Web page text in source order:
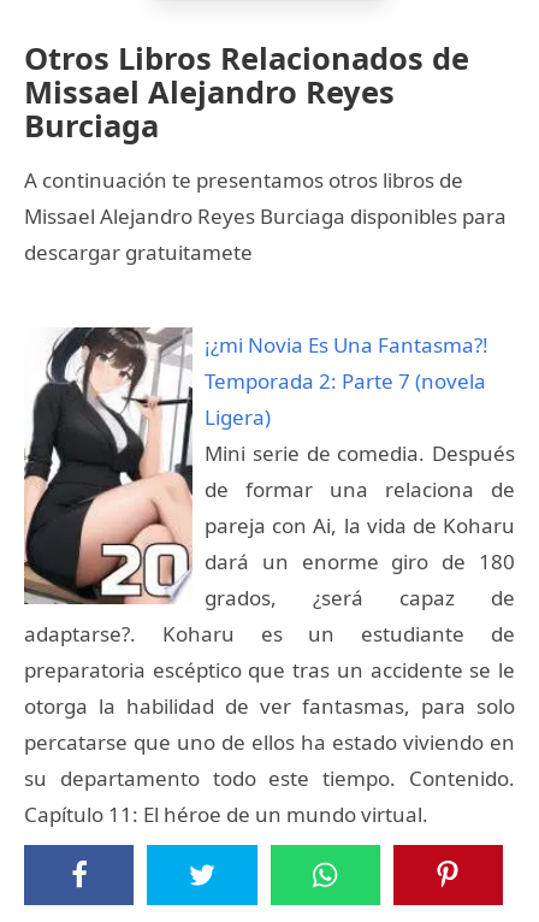
Otros Libros Relacionados de
Missael Alejandro Reyes
Burciaga
A continuación te presentamos otros libros de
Missael Alejandro Reyes Burciaga disponibles para
descargar gratuitamete
¡¿mi Novia Es Una Fantasma?!
Temporada 2: Parte 7 (novela
Ligera)
Mini serie de comedia. Después
de formar una relaciona de
pareja con Ai, la vida de Koharu
dará un enorme giro de 180
grados, ¿será capaz de
adaptarse?. Koharu es un estudiante de
preparatoria escéptico que tras un accidente se le
otorga la habilidad de ver fantasmas, para solo
percatarse que uno de ellos ha estado viviendo en
su departamento todo este tiempo. Contenido.
Capítulo 11: El héroe de un mundo virtual.